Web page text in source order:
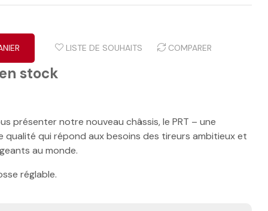
LISTE DE SOUHAITS COMPARER
stock
présenter notre nouveau châssis, le PRT – une
qualité qui répond aux besoins des tireurs ambitieux et
au monde.
réglable.